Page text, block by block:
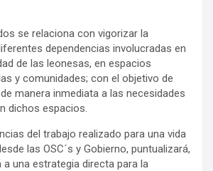
se relaciona con vigorizar la
dependencias involucradas en
de las leonesas, en espacios
y comunidades; con el objetivo de
manera inmediata a las necesidades
dichos espacios.
del trabajo realizado para una vida
las OSC´s y Gobierno, puntualizará,
una estrategia directa para la